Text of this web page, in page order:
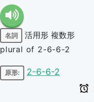
名詞 活用形 複数形
plural of 2-6-6-2
原形: 2-6-6-2